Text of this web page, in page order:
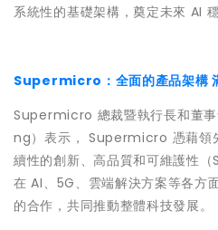
系統性的基礎架構，奠定未來 AI
Supermicro：全面的產品架構
Supermicro 總裁暨執行長和董
ng）表示， Supermicro 憑藉領
續性的創新、高品質和可維護性
在 AI、5G、雲端解決方案等各方
的合作，共同推動整體科技發展。